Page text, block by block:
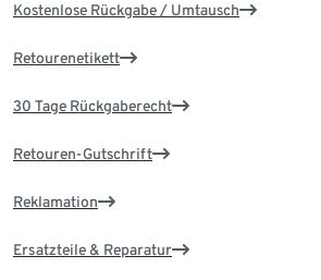
Kostenlose Rückgabe / Umtausch
Retourenetikett
30 Tage Rückgaberecht
Retouren-Gutschrift
Reklamation
Ersatzteile & Reparatur